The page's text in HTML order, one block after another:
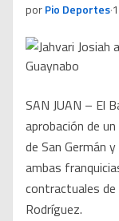
porPio Deportes·
SAN JUAN – El
aprobación de
de San Germán
ambas
contractuales de
Rodríguez.